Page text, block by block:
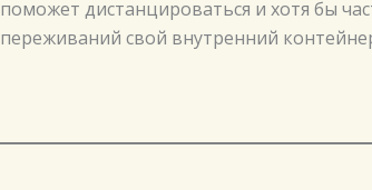
поможет дистанцироваться и хотя бы
переживаний свой внутренний